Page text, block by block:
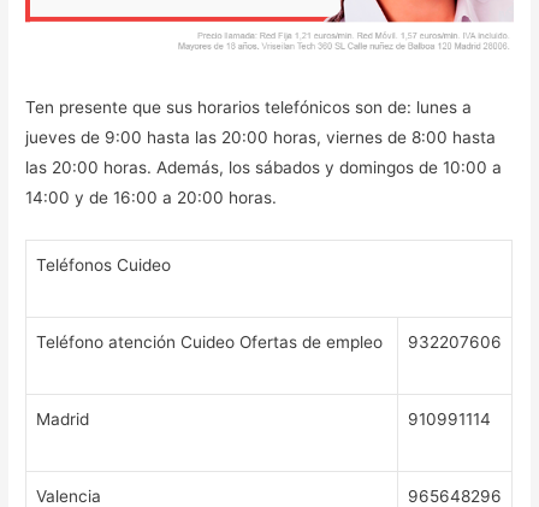
Ten presente que sus horarios telefónicos son de: lunes a
jueves de 9:00 hasta las 20:00 horas, viernes de 8:00 hasta
las 20:00 horas. Además, los sábados y domingos de 10:00 a
14:00 y de 16:00 a 20:00 horas.
Teléfonos Cuideo
Teléfono atención Cuideo Ofertas de empleo 932207606
Madrid 910991114
Valencia 965648296